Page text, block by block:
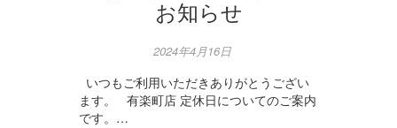
お知らせ
2024年4月16日
いつもご利用いただきありがとうござい
ます。 有楽町店 定休日についてのご案内
です。…